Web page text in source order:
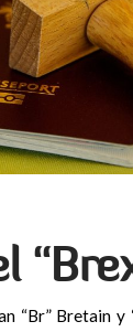
“Br” Bretain y